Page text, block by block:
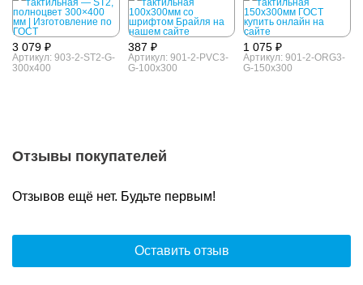
3 079 ₽
Артикул: 903-2-ST2-G-
300x400
387 ₽
Артикул: 901-2-PVC3-
G-100x300
1 075 ₽
Артикул: 901-2-ORG3-
G-150x300
Отзывы покупателей
Отзывов ещё нет. Будьте первым!
Оставить отзыв